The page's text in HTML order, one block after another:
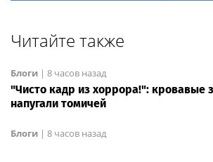
Читайте также
Блоги | 8 часов назад
"Чисто кадр из хоррора!": кровавые
напугали томичей
Блоги | 8 часов назад